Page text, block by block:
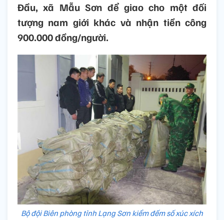
Đầu, xã Mẫu Sơn để giao cho một đối
tượng nam giới khác và nhận tiền công
900.000 đồng/người.
Bộ đội Biên phòng tỉnh Lạng Sơn kiểm đếm số xúc xích